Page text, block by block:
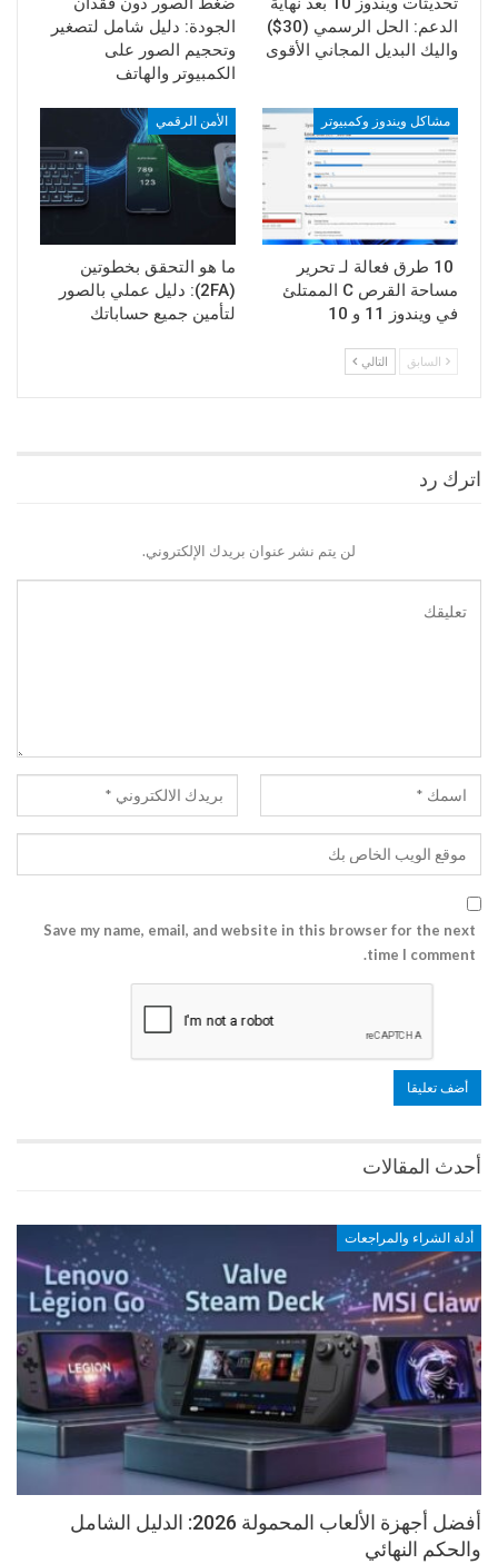
الدعم: الحل الرسمي (30$)
واليك البديل المجاني الأقوى
الجودة: دليل شامل لتصغير
وتحجيم الصور على
الكمبيوتر والهاتف
مشاكل ويندوز وكمبيوتر
10 طرق فعالة لـ تحرير
مساحة القرص C الممتلئ
في ويندوز 11 و 10
الأمن الرقمي
ما هو التحقق بخطوتين
(2FA): دليل عملي بالصور
لتأمين جميع حساباتك
السابق التالي
اترك رد
لن يتم نشر عنوان بريدك الإلكتروني.
Save my name, email, and website in this browser for the next
time I comment.
أحدث المقالات
أدلة الشراء والمراجعات
أفضل أجهزة الألعاب المحمولة 2026: الدليل الشامل
والحكم النهائي